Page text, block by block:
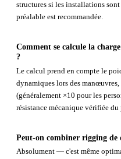
structures si les installations
préalable est recommandée.
Comment se calcule la
?
Le calcul prend en compte le
dynamiques lors des
(généralement ×10 pour les
résistance mécanique vérifiée
Peut-on combiner rigging de
Absolument — c'est même